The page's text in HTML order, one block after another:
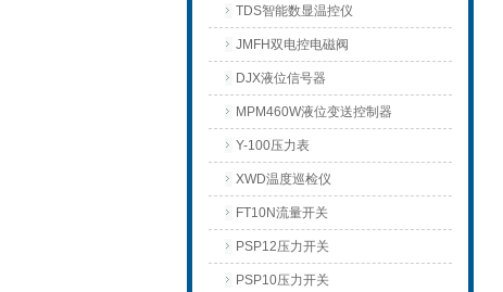
TDS智能数显温控仪
JMFH双电控电磁阀
DJX液位信号器
MPM460W液位变送控制器
Y-100压力表
XWD温度巡检仪
FT10N流量开关
PSP12压力开关
PSP10压力开关